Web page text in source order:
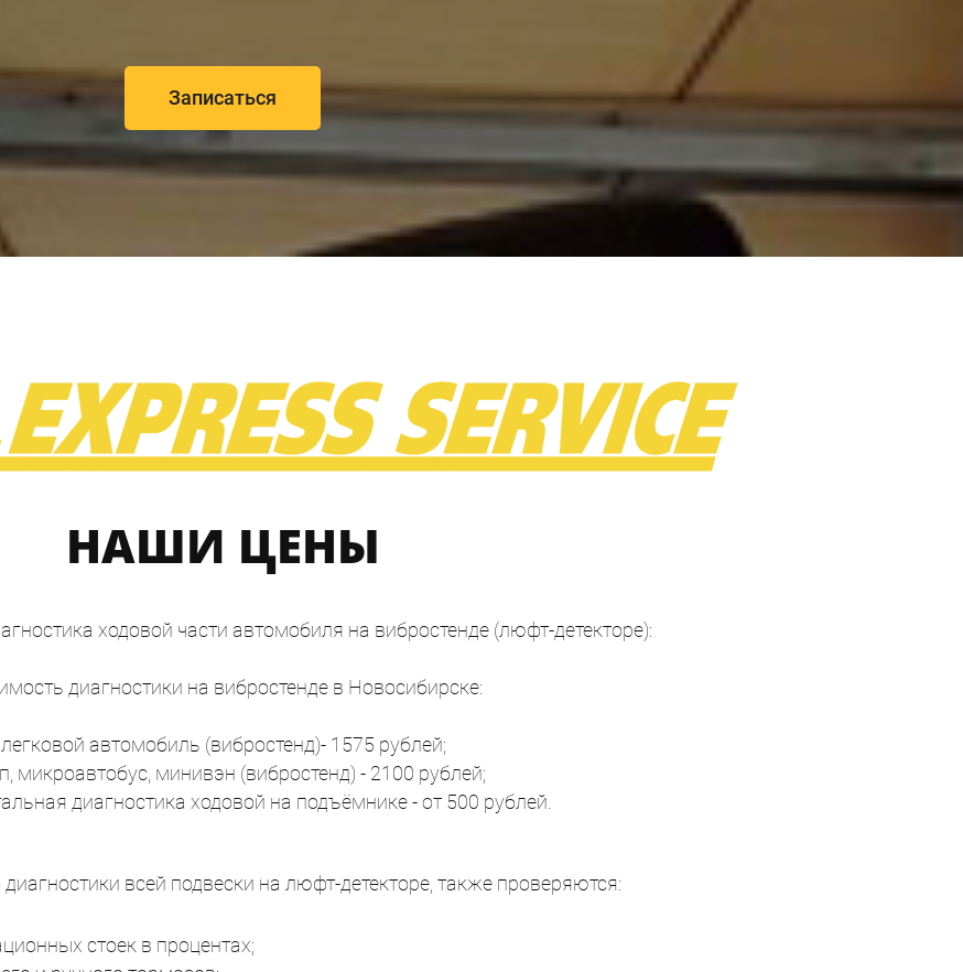
Записаться
НАШИ ЦЕНЫ
ходовой части автомобиля на вибростенде (люфт-детекторе):
диагностики на вибростенде в Новосибирске:
легковой автомобиль (вибростенд)- 1575 рублей;
микроавтобус, минивэн (вибростенд) - 2100 рублей;
диагностика ходовой на подъёмнике - от 500 рублей.
всей подвески на люфт-детекторе, также проверяются:
стоек в процентах;